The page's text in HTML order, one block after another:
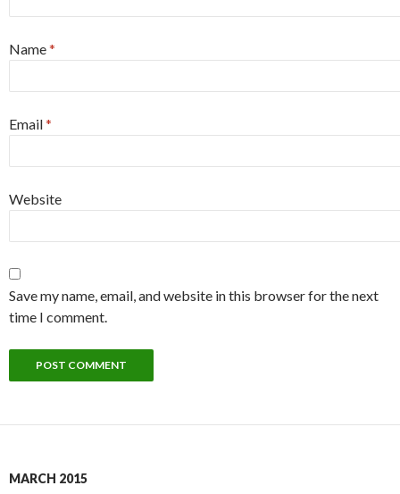
Name*
Email*
Website
Save my name, email, and website in this browser for the next
time I comment.
MARCH 2015